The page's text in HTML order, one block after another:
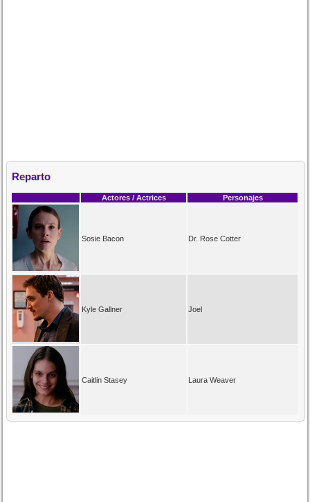
Reparto
Actores / Actrices Personajes
Sosie Bacon Dr. Rose Cotter
Kyle Gallner Joel
Caitlin Stasey Laura Weaver